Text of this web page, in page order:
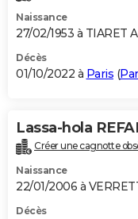
Naissance
27/02/1953 à TIARET
Décès
01/10/2022 à Paris (
Lassa-hola
Créer une cagnotte
Naissance
22/01/2006 à
Décès